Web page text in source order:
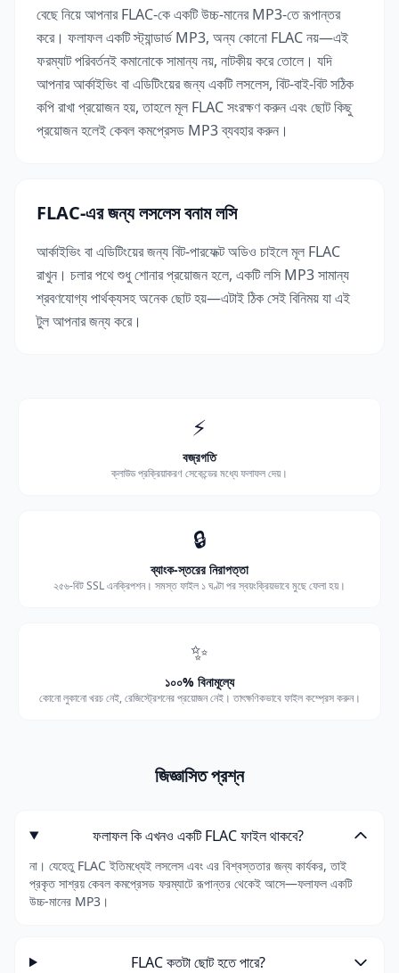
বেছে নিয়ে আপনার FLAC-কে একটি উচ্চ-মানের MP3-তে রূপান্তর
করে। ফলাফল একটি স্ট্যান্ডার্ড MP3, অন্য কোনো FLAC নয়—এই
ফরম্যাট পরিবর্তনই কমানোকে সামান্য নয়, নাটকীয় করে তোলে। যদি
আপনার আর্কাইভিং বা এডিটিংয়ের জন্য একটি লসলেস, বিট-বাই-বিট সঠিক
কপি রাখা প্রয়োজন হয়, তাহলে মূল FLAC সংরক্ষণ করুন এবং ছোট কিছু
প্রয়োজন হলেই কেবল কমপ্রেসড MP3 ব্যবহার করুন।
FLAC-এর জন্য লসলেস বনাম লসি
আর্কাইভিং বা এডিটিংয়ের জন্য বিট-পারফেক্ট অডিও চাইলে মূল FLAC
রাখুন। চলার পথে শুধু শোনার প্রয়োজন হলে, একটি লসি MP3 সামান্য
শ্রবণযোগ্য পার্থক্যসহ অনেক ছোট হয়—এটাই ঠিক সেই বিনিময় যা এই
টুল আপনার জন্য করে।
⚡
বজ্রগতি
ক্লাউড প্রক্রিয়াকরণ সেকেন্ডের মধ্যে ফলাফল দেয়।
🔒
ব্যাংক-স্তরের নিরাপত্তা
২৫৬-বিট SSL এনক্রিপশন। সমস্ত ফাইল ১ ঘণ্টা পর স্বয়ংক্রিয়ভাবে মুছে ফেলা হয়।
✨
১০০% বিনামূল্যে
কোনো লুকানো খরচ নেই, রেজিস্ট্রেশনের প্রয়োজন নেই। তাৎক্ষণিকভাবে ফাইল কম্প্রেস করুন।
জিজ্ঞাসিত প্রশ্ন
ফলাফল কি এখনও একটি FLAC ফাইল থাকবে?
না। যেহেতু FLAC ইতিমধ্যেই লসলেস এবং এর বিশ্বস্ততার জন্য কার্যকর, তাই
প্রকৃত সাশ্রয় কেবল কমপ্রেসড ফরম্যাটে রূপান্তর থেকেই আসে—ফলাফল একটি
উচ্চ-মানের MP3।
FLAC কতটা ছোট হতে পারে?